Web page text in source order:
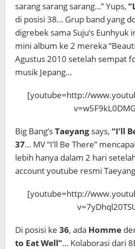
sarang sarang sarang…” Yups,
di posisi 38… Grup band yang
digrebek sama Suju’s Eunhyuk
mini album ke 2 mereka
Agustus 2010 setelah sempat
musik Jepang…
[youtube=http://
Big Bang’sTaeyang says, “I’ll
37… MV “I’ll Be There”
lebih hanya dalam 2 hari
account youtube resmi
[youtube=http://
Di posisi ke 36, ada Homme
to Eat Well”… Kolaborasi dari